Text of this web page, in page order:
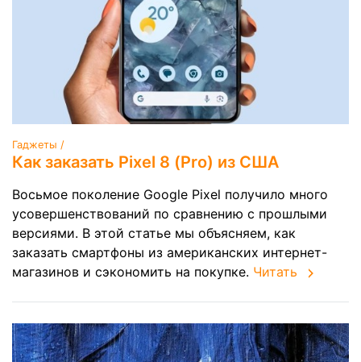
Гаджеты /
Как заказать Pixel 8 (Pro) из США
Восьмое поколение Google Pixel получило много
усовершенствований по сравнению с прошлыми
версиями. В этой статье мы объясняем, как
заказать смартфоны из американских интернет-
магазинов и сэкономить на покупке. Читать